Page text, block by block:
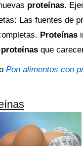
proteínas.
Las fuentes de
Proteínas
proteínas que
Pon alimentos con